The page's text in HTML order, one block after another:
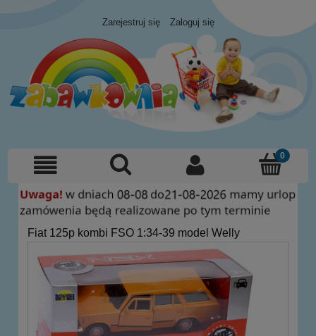
Zarejestruj się Zaloguj się
Fiat 125p kombi FSO 1:34-39 model Welly